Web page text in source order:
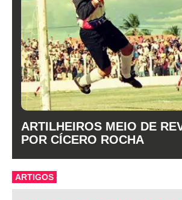
ARTILHEIROS MEIO DE
POR CÍCERO ROCHA
ARTIGOS